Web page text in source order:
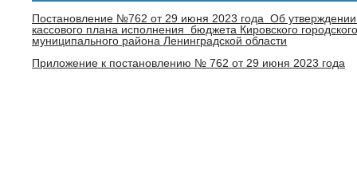
Постановление №762 от 29 июня 2023 года Об утверждении
кассового плана исполнения бюджета Кировского
муниципального района Ленинградской области
Приложение к постановлению № 762 от 29 июня 2023 года